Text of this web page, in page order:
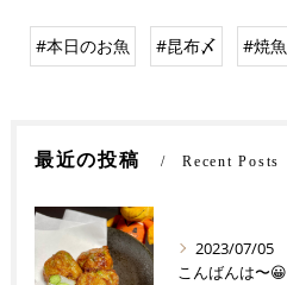
#本日のお魚 #昆布〆 #焼魚
最近の投稿 Recent Posts
2023/07/05
こんばんは〜😀